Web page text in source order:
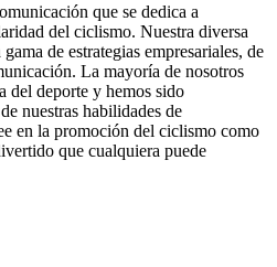
que se dedica a
del ciclismo. Nuestra diversa
de estrategias empresariales, de
La mayoría de nosotros
del deporte y hemos sido
nuestras habilidades de
en la promoción del ciclismo como
que cualquiera puede